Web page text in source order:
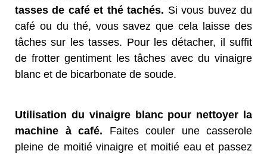
tasses de café et thé tachés. Si vous buvez du
café ou du thé, vous savez que cela laisse des
tâches sur les tasses. Pour les détacher, il suffit
de frotter gentiment les tâches avec du vinaigre
blanc et de bicarbonate de soude.
Utilisation du vinaigre blanc pour nettoyer la
machine à café. Faites couler une casserole
pleine de moitié vinaigre et moitié eau et passez